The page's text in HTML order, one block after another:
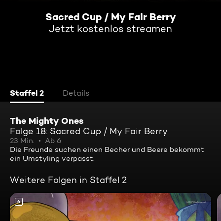
Sacred Cup / My Fair Berry
Jetzt kostenlos streamen
Staffel 2 Details
The Mighty Ones
Folge 18: Sacred Cup / My Fair Berry
23 Min.
Ab 6
Die Freunde suchen einen Becher und Beere bekommt
ein Umstyling verpasst.
Weitere Folgen in Staffel 2
6